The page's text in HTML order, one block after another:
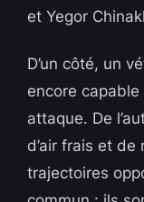
et Yegor
D’un côté, un
encore capable
attaque. De
d’air frais et de
trajectoires